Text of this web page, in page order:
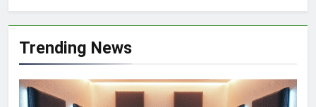
Trending News